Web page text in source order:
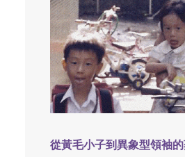
從黃毛小子到異象型領袖